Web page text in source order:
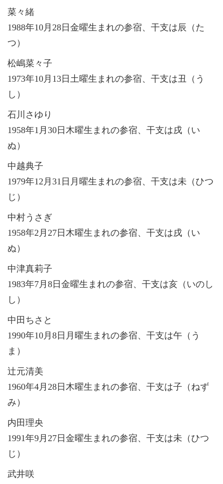
菜々緒
1988年10月28日金曜生まれの参宿、干支は辰（た
つ）
松嶋菜々子
1973年10月13日土曜生まれの参宿、干支は丑（う
し）
石川さゆり
1958年1月30日木曜生まれの参宿、干支は戌（い
ぬ）
中越典子
1979年12月31日月曜生まれの参宿、干支は未（ひつ
じ）
中村うさぎ
1958年2月27日木曜生まれの参宿、干支は戌（い
ぬ）
中津真莉子
1983年7月8日金曜生まれの参宿、干支は亥（いのし
し）
中田ちさと
1990年10月8日月曜生まれの参宿、干支は午（う
ま）
辻元清美
1960年4月28日木曜生まれの参宿、干支は子（ねず
み）
内田理央
1991年9月27日金曜生まれの参宿、干支は未（ひつ
じ）
武井咲